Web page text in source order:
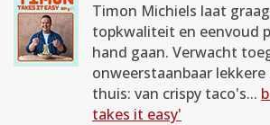
Timon Michiels laat
topkwaliteit en eenvoud
hand gaan. Verwacht
onweerstaanbaar
thuis: van crispy taco's...
takes it easy'